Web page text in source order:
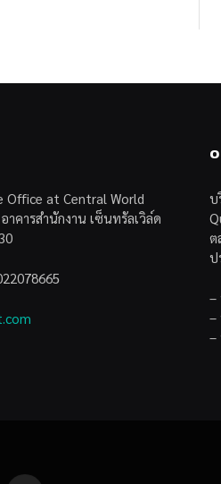
Office at Central World
คารสำนักงาน เซ็นทรัลเวิล์ด
บ
ต
ป
–
–
–